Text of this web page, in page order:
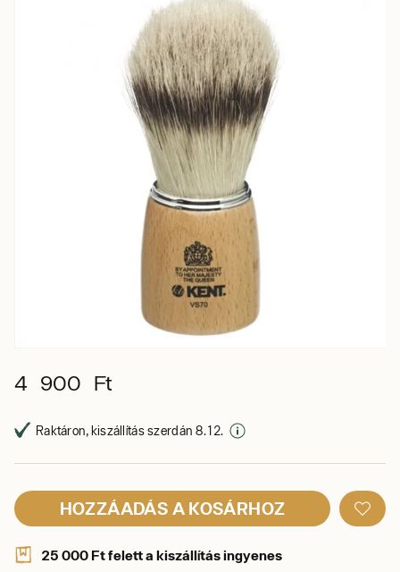
4 900 Ft
Raktáron, kiszállítás szerdán 8. 12.
HOZZÁADÁS A KOSÁRHOZ
25 000 Ft felett a kiszállítás ingyenes